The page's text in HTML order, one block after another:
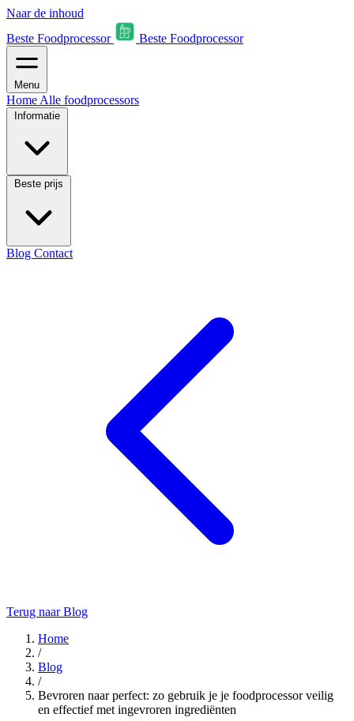
Naar de inhoud
Beste Foodprocessor
Beste Foodprocessor
Menu
Home Alle foodprocessors
Informatie
Beste prijs
Blog Contact
Terug naar Blog
Home
/
Blog
/
Bevroren naar perfect: zo gebruik je je foodprocessor veilig
en effectief met ingevroren ingrediënten